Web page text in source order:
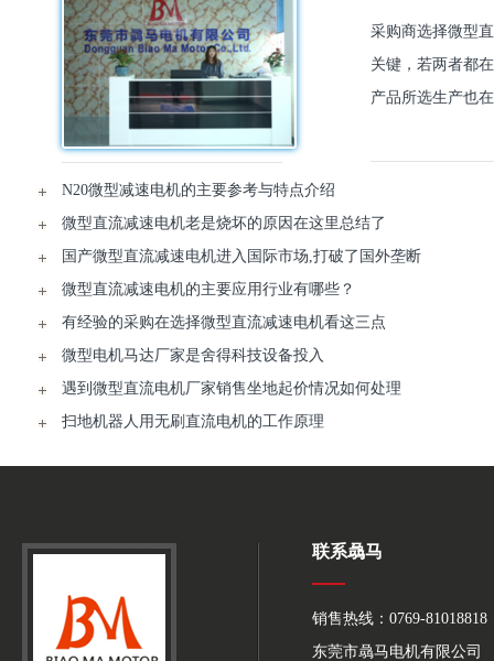
采购商选择微型
关键，若两者都
产品所选生产也
N20微型减速电机的主要参考与特点介绍
微型直流减速电机老是烧坏的原因在这里总结了
国产微型直流减速电机进入国际市场,打破了国外垄断
微型直流减速电机的主要应用行业有哪些？
有经验的采购在选择微型直流减速电机看这三点
微型电机马达厂家是舍得科技设备投入
遇到微型直流电机厂家销售坐地起价情况如何处理
扫地机器人用无刷直流电机的工作原理
联系骉马
销售热线：0769-81018818
东莞市骉马电机有限公司